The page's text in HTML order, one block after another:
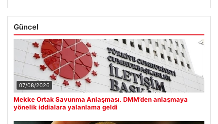
Güncel
07/08/2026
Mekke Ortak Savunma Anlaşması. DMM’den anlaşmaya
yönelik iddialara yalanlama geldi